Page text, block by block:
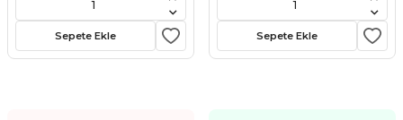
Kovucu Cihazlar
Sepete Ekle Sepete Ekle